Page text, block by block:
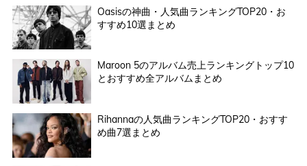
Oasisの神曲・人気曲ランキングTOP20・お
すすめ10選まとめ
Maroon 5のアルバム売上ランキングトップ10
とおすすめ全アルバムまとめ
Rihannaの人気曲ランキングTOP20・おすす
め曲7選まとめ